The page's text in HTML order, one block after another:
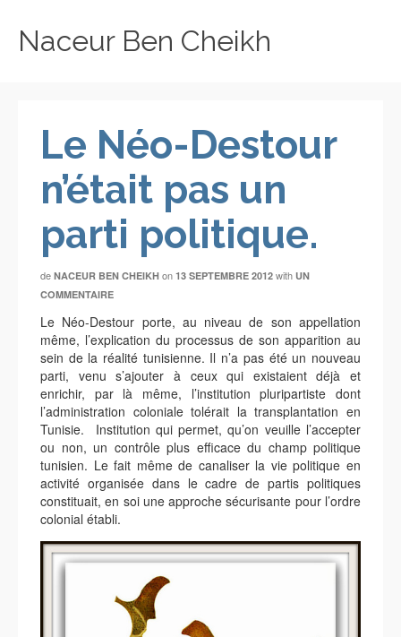
Naceur Ben Cheikh
Le Néo-Destour
n’était pas un
parti politique.
de NACEUR BEN CHEIKH on 13 SEPTEMBRE 2012 with UN
COMMENTAIRE
Le Néo-Destour porte, au niveau de son appellation
même, l’explication du processus de son apparition au
sein de la réalité tunisienne. Il n’a pas été un nouveau
parti, venu s’ajouter à ceux qui existaient déjà et
enrichir, par là même, l’institution pluripartiste dont
l’administration coloniale tolérait la transplantation en
Tunisie. Institution qui permet, qu’on veuille l’accepter
ou non, un contrôle plus efficace du champ politique
tunisien. Le fait même de canaliser la vie politique en
activité organisée dans le cadre de partis politiques
constituait, en soi une approche sécurisante pour l’ordre
colonial établi.